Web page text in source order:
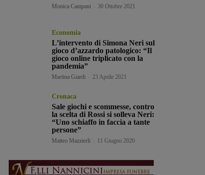
Monica Campani 30 Ottobre 2021
Economia
L’intervento di Simona Neri sul
gioco d’azzardo patologico: “Il
gioco online triplicato con la
pandemia”
Martina Giardi 23 Aprile 2021
Cronaca
Sale giochi e scommesse, contro
la scelta di Rossi si solleva Neri:
“Uno schiaffo in faccia a tante
persone”
Matteo Mazzierli 11 Giugno 2020